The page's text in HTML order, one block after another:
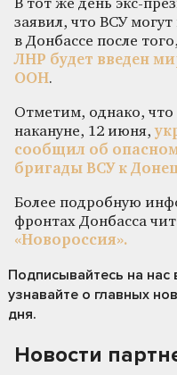
В тот же день экс-
заявил, что ВСУ
в Донбассе после
ЛНР будет введен
ООН.
Отметим, однако, что
накануне, 12 июня,
сообщил об
бригады ВСУ к
Более подробную
фронтах Донбасса
«Новороссия».
Подписывайтесь на нас
узнавайте о главных
дня.
Новости